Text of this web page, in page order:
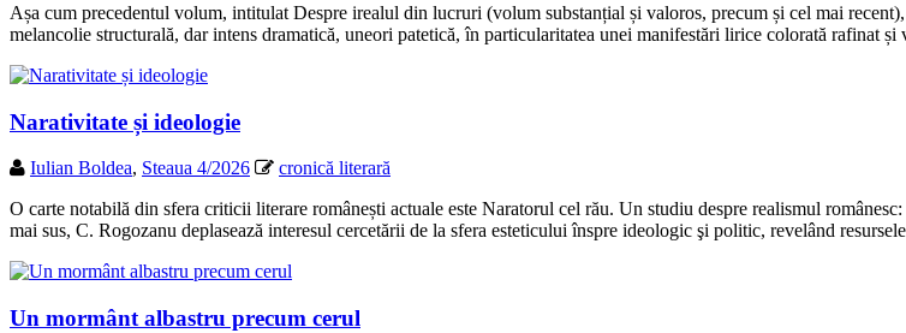
Așa cum precedentul volum, intitulat Despre irealul din lucruri (volum substanțial și valoros, precum și cel mai
melancolie structurală, dar intens dramatică, uneori patetică, în particularitatea unei manifestări lirice colorată
Narativitate și ideologie
Iulian Boldea, Steaua 4/2026
cronică literară
O carte notabilă din sfera criticii literare românești actuale este Naratorul cel rău. Un studiu despre realismul
mai sus, C. Rogozanu deplasează interesul cercetării de la sfera esteticului înspre ideologic şi politic, revelând
Un mormânt albastru precum cerul